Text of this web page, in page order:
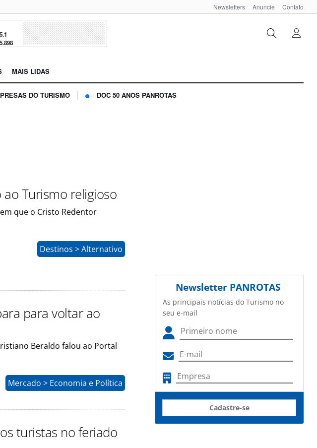
Newsletters Anuncie Contato
MAIS LIDAS
DO TURISMO DOC 50 ANOS PANROTAS
ao Turismo religioso
que o Cristo Redentor
Destinos > Alternativo
para voltar ao
Beraldo falou ao Portal
Mercado > Economia e Política
turistas no feriado
Newsletter PANROTAS
As principais notícias do Turismo no
seu e-mail
Cadastre-se